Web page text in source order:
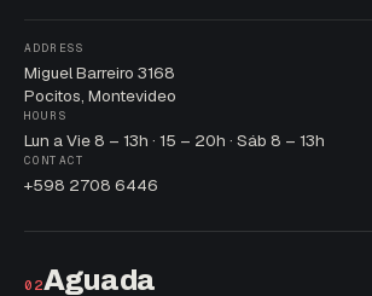
ADDRESS
Miguel Barreiro 3168
Pocitos, Montevideo
HOURS
Lun a Vie 8 – 13h · 15 – 20h · Sáb 8 – 13h
CONTACT
+598 2708 6446
02Aguada